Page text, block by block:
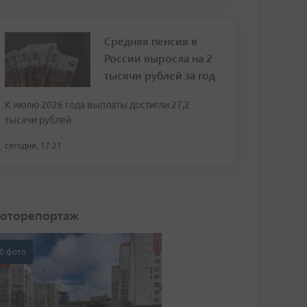
Средняя пенсия в
России выросла на 2
тысячи рублей за год
К июлю 2026 года выплаты достигли 27,2
тысячи рублей
сегодня, 17:21
фото